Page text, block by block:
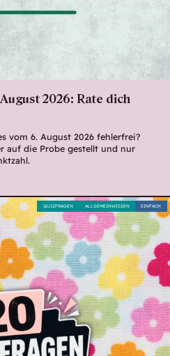
2026: Rate dich
vom 6. August 2026 fehlerfrei?
auf die Probe gestellt und nur
EINFACH
ALLGEMEINWISSEN
QUIZFRAGEN